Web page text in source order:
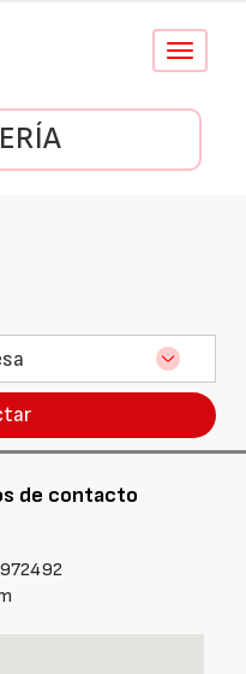
Conmutar
de contacto